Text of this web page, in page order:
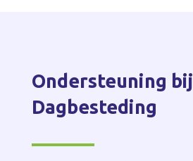
Ondersteuning bij
Dagbesteding